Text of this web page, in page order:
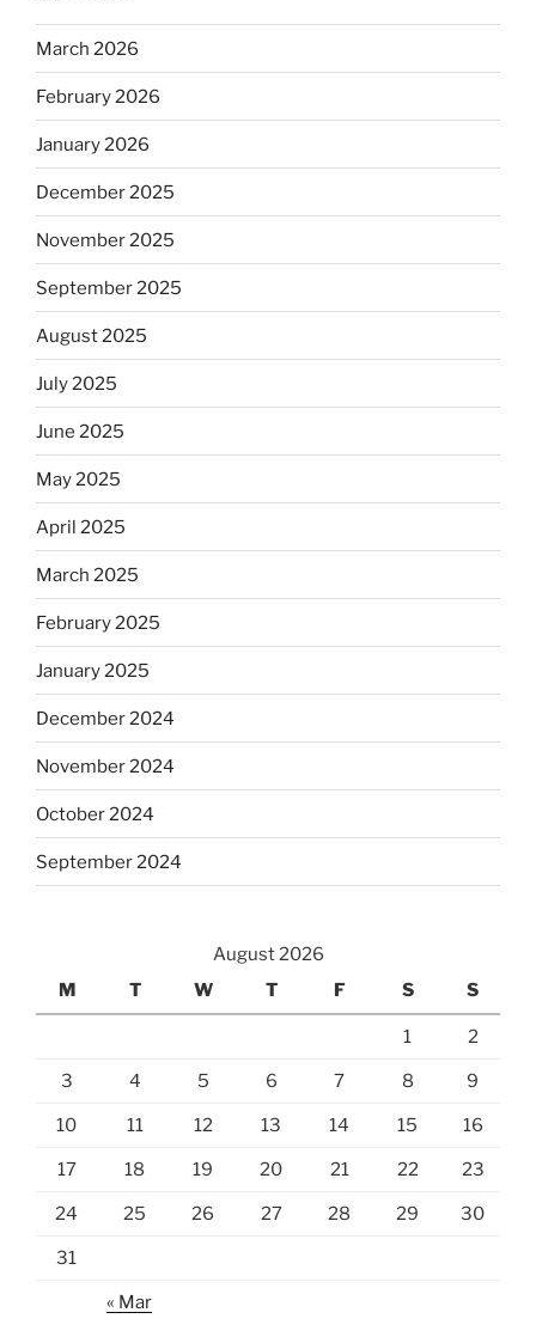
March 2026
February 2026
January 2026
December 2025
November 2025
September 2025
August 2025
July 2025
June 2025
May 2025
April 2025
March 2025
February 2025
January 2025
December 2024
November 2024
October 2024
September 2024
August 2026
M
T W T F S S
1 2
3 4 5 6 7 8 9
10 11 12 13 14 15 16
17 18 19 20 21 22 23
24 25 26 27 28 29 30
31
« Mar